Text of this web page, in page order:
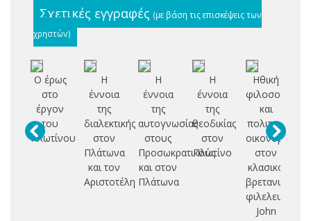
Σχετικές εγγραφές (με βάση τις επισκέψεις των
χρηστών)
Ο έρως
στο
έργον
του
Πλωτίνου
Η
έννοια
της
διαλεκτικής
στον
Πλάτωνα
και τον
Αριστοτέλη
Η
έννοια
της
αυτογνωσίας
στους
Προσωκρατικούς
και στον
Πλάτωνα
Η
έννοια
της
θεοδικίας
στον
Πλωτίνο
Ηθική
φιλοσοφία
και
πολιτική
οικονομία
στον
κλασικό
βρετανικό
John